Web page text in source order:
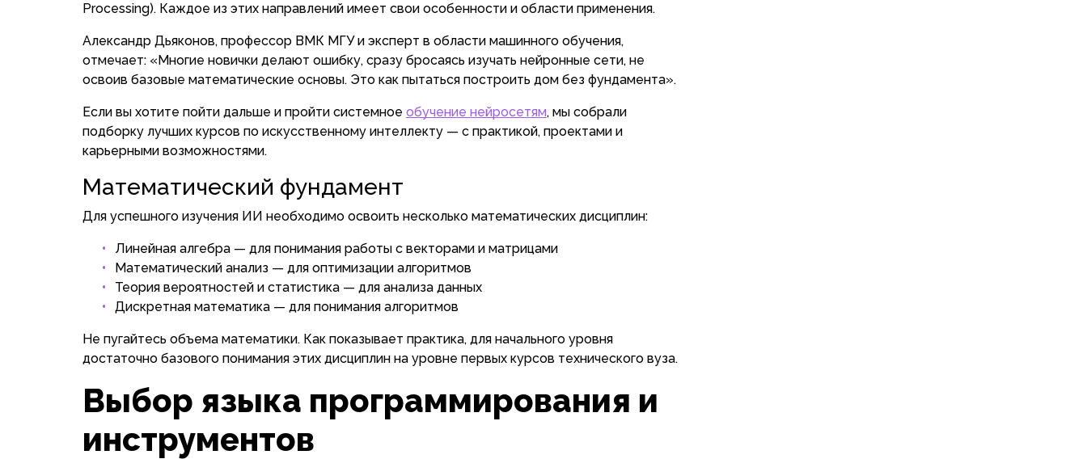
Processing). Каждое из этих направлений имеет свои особенности и области применения.
Александр Дьяконов, профессор ВМК МГУ и эксперт в области машинного обучения,
отмечает: «Многие новички делают ошибку, сразу бросаясь изучать нейронные сети, не
освоив базовые математические основы. Это как пытаться построить дом без фундамента».
Если вы хотите пойти дальше и пройти системное обучение нейросетям, мы собрали
подборку лучших курсов по искусственному интеллекту — с практикой, проектами и
карьерными возможностями.
Математический фундамент
Для успешного изучения ИИ необходимо освоить несколько математических дисциплин:
Линейная алгебра — для понимания работы с векторами и матрицами
Математический анализ — для оптимизации алгоритмов
Теория вероятностей и статистика — для анализа данных
Дискретная математика — для понимания алгоритмов
Не пугайтесь объема математики. Как показывает практика, для начального уровня
достаточно базового понимания этих дисциплин на уровне первых курсов технического вуза.
Выбор языка программирования и
инструментов